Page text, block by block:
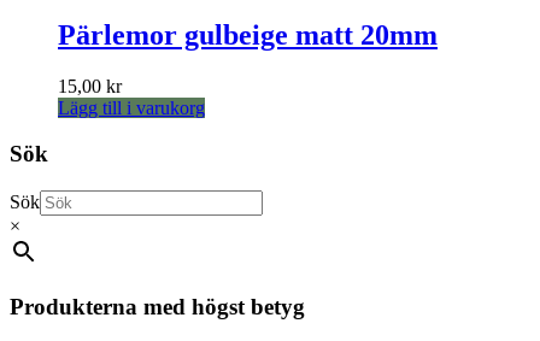
Pärlemor gulbeige matt 20mm
15,00 kr
Lägg till i varukorg
Sök
Sök
×
Produkterna med högst betyg